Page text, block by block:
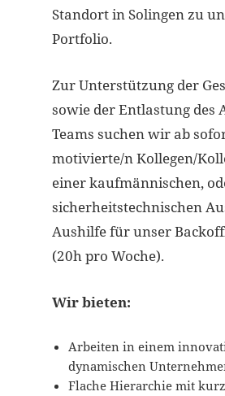
Standort in Solingen zu
Portfolio.
Zur Unterstützung der
sowie der Entlastung des
Teams suchen wir ab
motivierte/n Kollegen/
einer kaufmännischen,
sicherheitstechnischen
Aushilfe für unser
(20h pro Woche).
Wir bieten:
Arbeiten in einem
dynamischen
Flache Hierarchie mit